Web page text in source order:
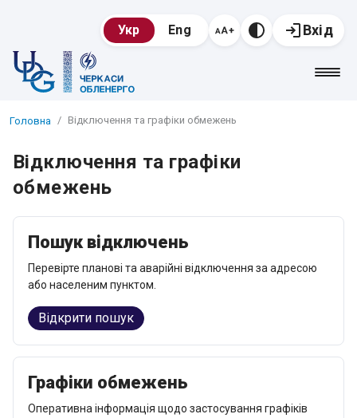
Укр Eng Вхід
Головна Відключення та графіки обмежень
Відключення та графіки
обмежень
Пошук відключень
Перевірте планові та аварійні відключення за адресою
або населеним пунктом.
Відкрити пошук
Графіки обмежень
Оперативна інформація щодо застосування графіків